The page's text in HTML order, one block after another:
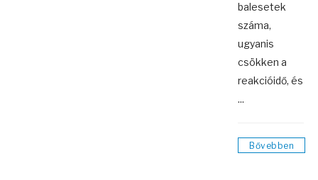
balesetek
száma,
ugyanis
csökken a
reakcióidő, és
...
Bővebben